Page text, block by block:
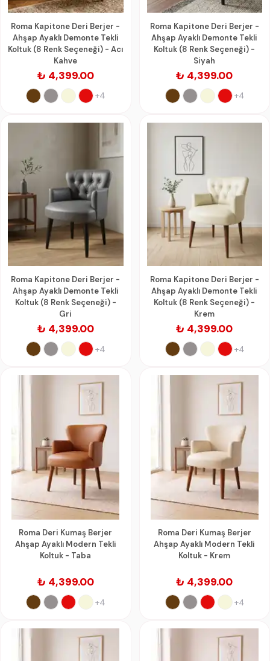
Roma Kapitone Deri Berjer -
Ahşap Ayaklı Demonte Tekli
Koltuk (8 Renk Seçeneği) - Acı
Kahve
₺ 4,399.00
+4
Roma Kapitone Deri Berjer -
Ahşap Ayaklı Demonte Tekli
Koltuk (8 Renk Seçeneği) -
Siyah
₺ 4,399.00
+4
Roma Kapitone Deri Berjer -
Ahşap Ayaklı Demonte Tekli
Koltuk (8 Renk Seçeneği) -
Gri
₺ 4,399.00
+4
Roma Kapitone Deri Berjer -
Ahşap Ayaklı Demonte Tekli
Koltuk (8 Renk Seçeneği) -
Krem
₺ 4,399.00
+4
Roma Deri Kumaş Berjer
Ahşap Ayaklı Modern Tekli
Koltuk - Taba
₺ 4,399.00
+4
Roma Deri Kumaş Berjer
Ahşap Ayaklı Modern Tekli
Koltuk - Krem
₺ 4,399.00
+4